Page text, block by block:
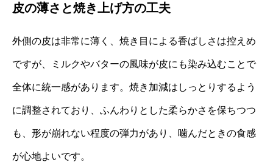
皮の薄さと焼き上げ方の工夫
外側の皮は非常に薄く、焼き目による香ばしさは控えめ
ですが、ミルクやバターの風味が皮にも染み込むことで
全体に統一感があります。焼き加減はしっとりするよう
に調整されており、ふんわりとした柔らかさを保ちつつ
も、形が崩れない程度の弾力があり、噛んだときの食感
が心地よいです。